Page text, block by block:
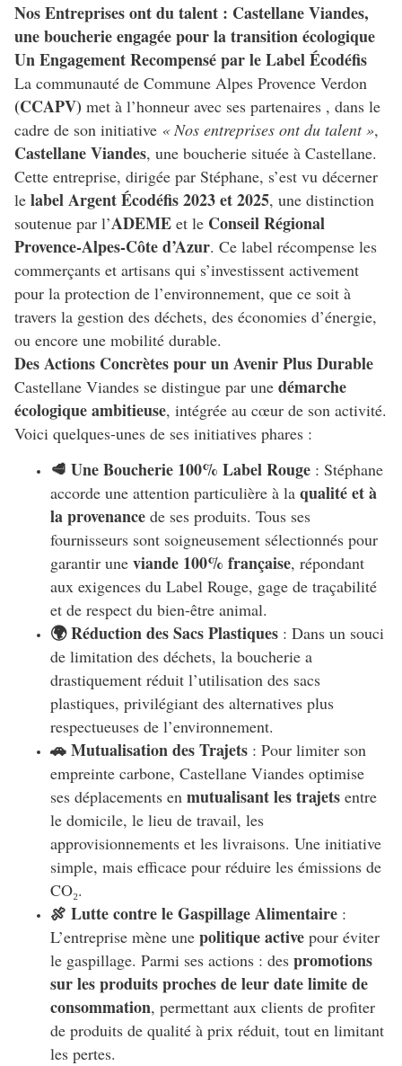
Nos Entreprises ont du talent : Castellane Viandes,
une boucherie engagée pour la transition écologique
Un Engagement Recompensé par le Label Écodéfis
La communauté de Commune Alpes Provence Verdon
(CCAPV) met à l’honneur avec ses partenaires , dans le
cadre de son initiative « Nos entreprises ont du talent »,
Castellane Viandes, une boucherie située à Castellane.
Cette entreprise, dirigée par Stéphane, s’est vu décerner
le label Argent Écodéfis 2023 et 2025, une distinction
soutenue par l’ADEME et le Conseil Régional
Provence-Alpes-Côte d’Azur. Ce label récompense les
commerçants et artisans qui s’investissent activement
pour la protection de l’environnement, que ce soit à
travers la gestion des déchets, des économies d’énergie,
ou encore une mobilité durable.
Des Actions Concrètes pour un Avenir Plus Durable
Castellane Viandes se distingue par une démarche
écologique ambitieuse, intégrée au cœur de son activité.
Voici quelques-unes de ses initiatives phares :
🥩 Une Boucherie 100% Label Rouge : Stéphane
accorde une attention particulière à la qualité et à
la provenance de ses produits. Tous ses
fournisseurs sont soigneusement sélectionnés pour
garantir une viande 100% française, répondant
aux exigences du Label Rouge, gage de traçabilité
et de respect du bien-être animal.
🌍 Réduction des Sacs Plastiques : Dans un souci
de limitation des déchets, la boucherie a
drastiquement réduit l’utilisation des sacs
plastiques, privilégiant des alternatives plus
respectueuses de l’environnement.
🚗 Mutualisation des Trajets : Pour limiter son
empreinte carbone, Castellane Viandes optimise
ses déplacements en mutualisant les trajets entre
le domicile, le lieu de travail, les
approvisionnements et les livraisons. Une initiative
simple, mais efficace pour réduire les émissions de
CO₂.
🍖 Lutte contre le Gaspillage Alimentaire :
L’entreprise mène une politique active pour éviter
le gaspillage. Parmi ses actions : des promotions
sur les produits proches de leur date limite de
consommation, permettant aux clients de profiter
de produits de qualité à prix réduit, tout en limitant
les pertes.